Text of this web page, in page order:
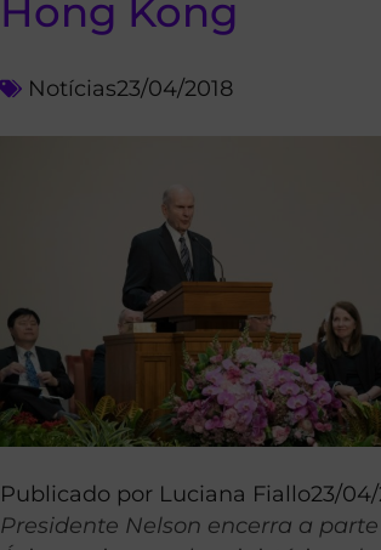
Hong Kong
Notícias23/04/2018
Publicado por Luciana Fiallo23/
Presidente Nelson encerra a